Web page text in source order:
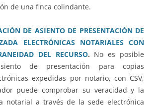
de una finca colindante.
DE ASIENTO DE PRESENTACIÓN DE
ELECTRÓNICAS NOTARIALES CON
DEL RECURSO. No es posible
de presentación para copias
expedidas por notario, con CSV,
puede comprobar su veracidad y la
notarial a través de la sede electrónica